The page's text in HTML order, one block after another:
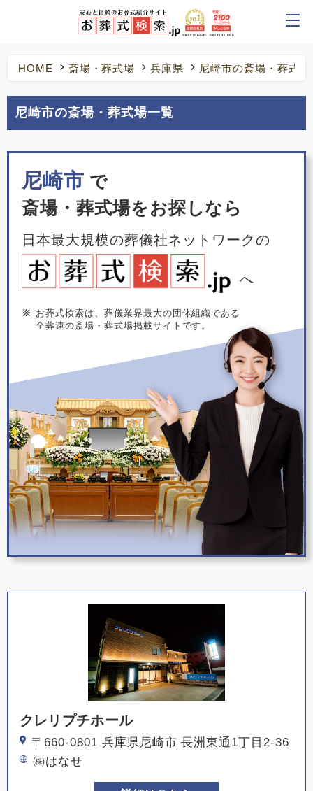
HOME 斎場・葬式場 兵庫県 尼崎市の斎場・葬式場
尼崎市の斎場・葬式場一覧
尼崎市 で
斎場・葬式場をお探しなら
日本最大規模の葬儀社ネットワークの
へ
※
お葬式検索は、葬儀業界最大の団体組織である
全葬連の斎場・葬式場掲載サイトです。
クレリプチホール
〒660-0801 兵庫県尼崎市 長洲東通1丁目2-36
㈱はなせ